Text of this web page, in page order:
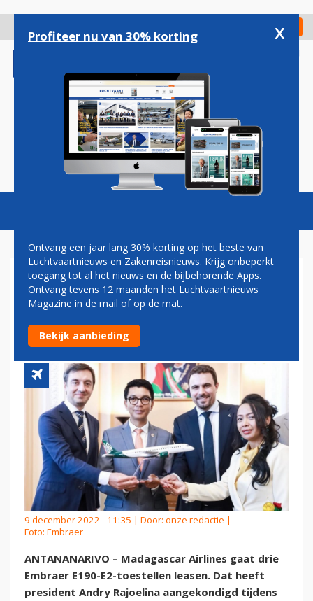
gaan
Check in
Magazine Podcasts Vacatures
MADAGASCAR AIRLINES
LEAST DRIE EMBRAER E190-
E2’S
9 december 2022 - 11:35 | Door: onze redactie |
Foto: Embraer
ANTANANARIVO – Madagascar Airlines gaat drie
Embraer E190-E2-toestellen leasen. Dat heeft
president Andry Rajoelina aangekondigd tijdens
Profiteer nu van 30% korting x
Ontvang een jaar lang 30% korting op het beste van
Luchtvaartnieuws en Zakenreisnieuws. Krijg onbeperkt
toegang tot al het nieuws en de bijbehorende Apps.
Ontvang tevens 12 maanden het Luchtvaartnieuws
Magazine in de mail of op de mat.
Bekijk aanbieding